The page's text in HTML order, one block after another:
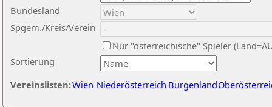
Sortierung
Bundesland
Spgem./Kreis/Verein
Nur "österreichische" Spieler
Vereinslisten:Wien Niederösterreich Burgenland